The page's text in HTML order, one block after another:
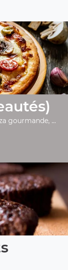
gourmande, ...